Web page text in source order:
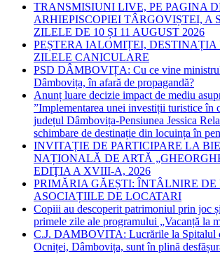
TRANSMISIUNI LIVE, PE PAGINA
ARHIEPISCOPIEI TÂRGOVIȘTEI, A
ZILELE DE 10 ȘI 11 AUGUST 2026
PEȘTERA IALOMIȚEI,
ZILELE CANICULARE
PSD DÂMBOVIȚA: Cu ce vine
Dâmbovița, în afară de propagandă?
Anunț luare decizie impact de mediu
”Implementarea unei investiții turistice în
județul Dâmbovița-Pensiunea Jessica
schimbare de destinație din locuința în
INVITAȚIE DE PARTICIPARE LA
NAȚIONALĂ DE ARTĂ
EDIŢIA A XVIII-A, 2026
PRIMĂRIA GĂEȘTI: ÎNTÂLNIRE DE
ASOCIAȚIILE DE LOCATARI
Copiii au descoperit patrimoniul prin joc
primele zile ale programului „Vacanță la
C.J. DAMBOVITA: Lucrările la Spitalul
Ocniței, Dâmbovița, sunt în plină